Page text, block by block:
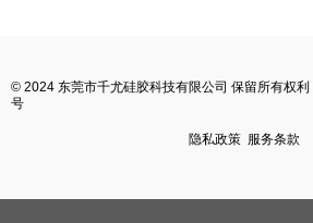
© 2024 东莞市千尤硅胶科技有限公司 保留所有权利 |
号
隐私政策 服务条款